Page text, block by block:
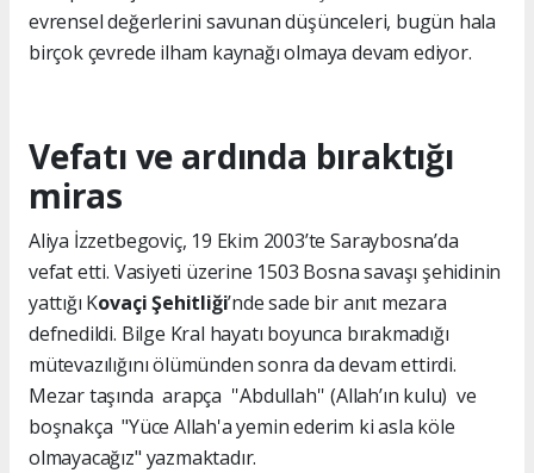
evrensel değerlerini savunan düşünceleri, bugün hala
birçok çevrede ilham kaynağı olmaya devam ediyor.
Vefatı ve ardında bıraktığı
miras
Aliya İzzetbegoviç, 19 Ekim 2003’te Saraybosna’da
vefat etti. Vasiyeti üzerine 1503 Bosna savaşı şehidinin
yattığı Kovaçi Şehitliği’nde sade bir anıt mezara
defnedildi. Bilge Kral hayatı boyunca bırakmadığı
mütevazılığını ölümünden sonra da devam ettirdi.
Mezar taşında arapça ''Abdullah'' (Allah’ın kulu) ve
boşnakça "Yüce Allah'a yemin ederim ki asla köle
olmayacağız" yazmaktadır.